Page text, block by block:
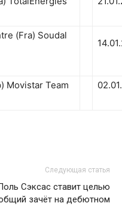
(Fra) Soudal
Movistar Team
Следующая статья
Сэксас ставит целью
зачёт на дебютном